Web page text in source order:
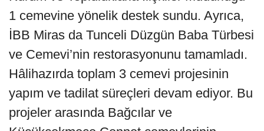
1 cemevine yönelik destek sundu. Ayrıca,
İBB Miras da Tunceli Düzgün Baba Türbesi
ve Cemevi’nin restorasyonunu tamamladı.
Hâlihazırda toplam 3 cemevi projesinin
yapım ve tadilat süreçleri devam ediyor. Bu
projeler arasında Bağcılar ve